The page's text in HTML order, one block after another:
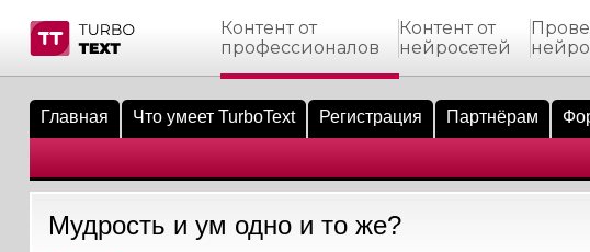
материалы
биржи
пользователи
эфир
сообщения
по форуму
Контент от
профессионалов
Контент от
нейросетей
Главная Что умеет TurboText Регистрация Партнёрам
Мудрость и ум одно и то же?